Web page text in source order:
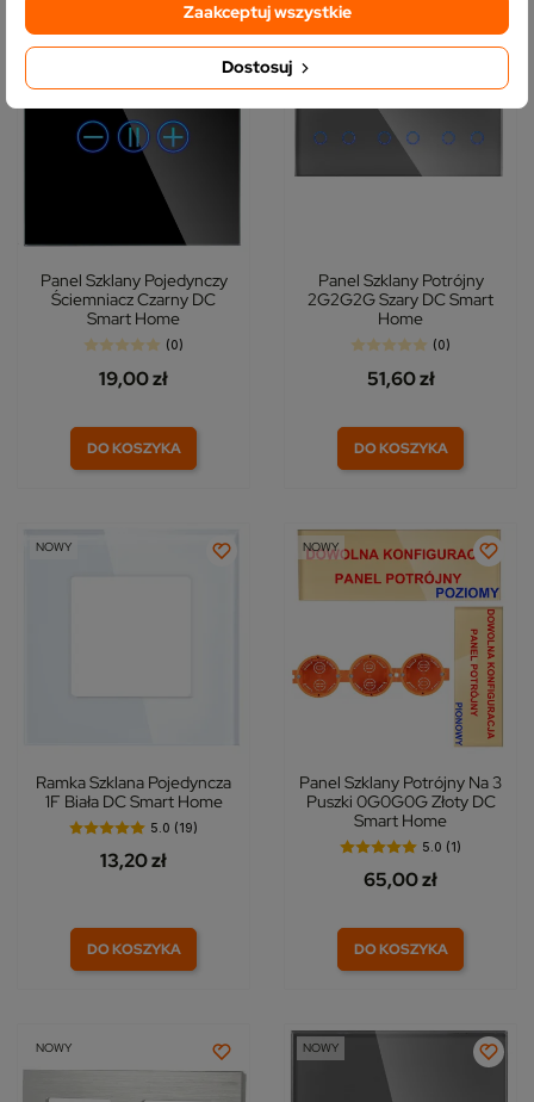
NOWY
Panel Szklany Pojedynczy
Ściemniacz Czarny DC
Smart Home
(0)
19,00 zł
DO KOSZYKA
NOWY
Panel Szklany Potrójny
2G2G2G Szary DC Smart
Home
(0)
51,60 zł
DO KOSZYKA
NOWY
Ramka Szklana Pojedyncza
1F Biała DC Smart Home
5.0 (19)
13,20 zł
DO KOSZYKA
NOWY
Panel Szklany Potrójny Na 3
Puszki 0G0G0G Złoty DC
Smart Home
5.0 (1)
65,00 zł
DO KOSZYKA
NOWY NOWY
Dostosuj
Zaakceptuj wszystkie